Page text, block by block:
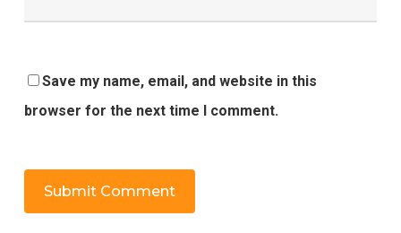
Save my name, email, and website in this
browser for the next time I comment.